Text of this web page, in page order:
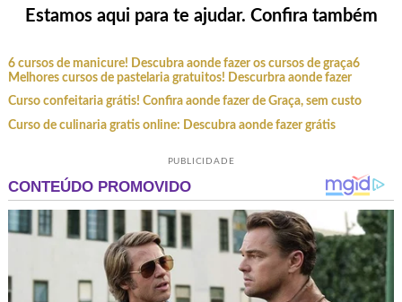
Estamos aqui para te ajudar. Confira também
6 cursos de manicure! Descubra aonde fazer os cursos de graça6
Melhores cursos de pastelaria gratuitos! Descurbra aonde fazer
Curso confeitaria grátis! Confira aonde fazer de Graça, sem custo
Curso de culinaria gratis online: Descubra aonde fazer grátis
PUBLICIDADE